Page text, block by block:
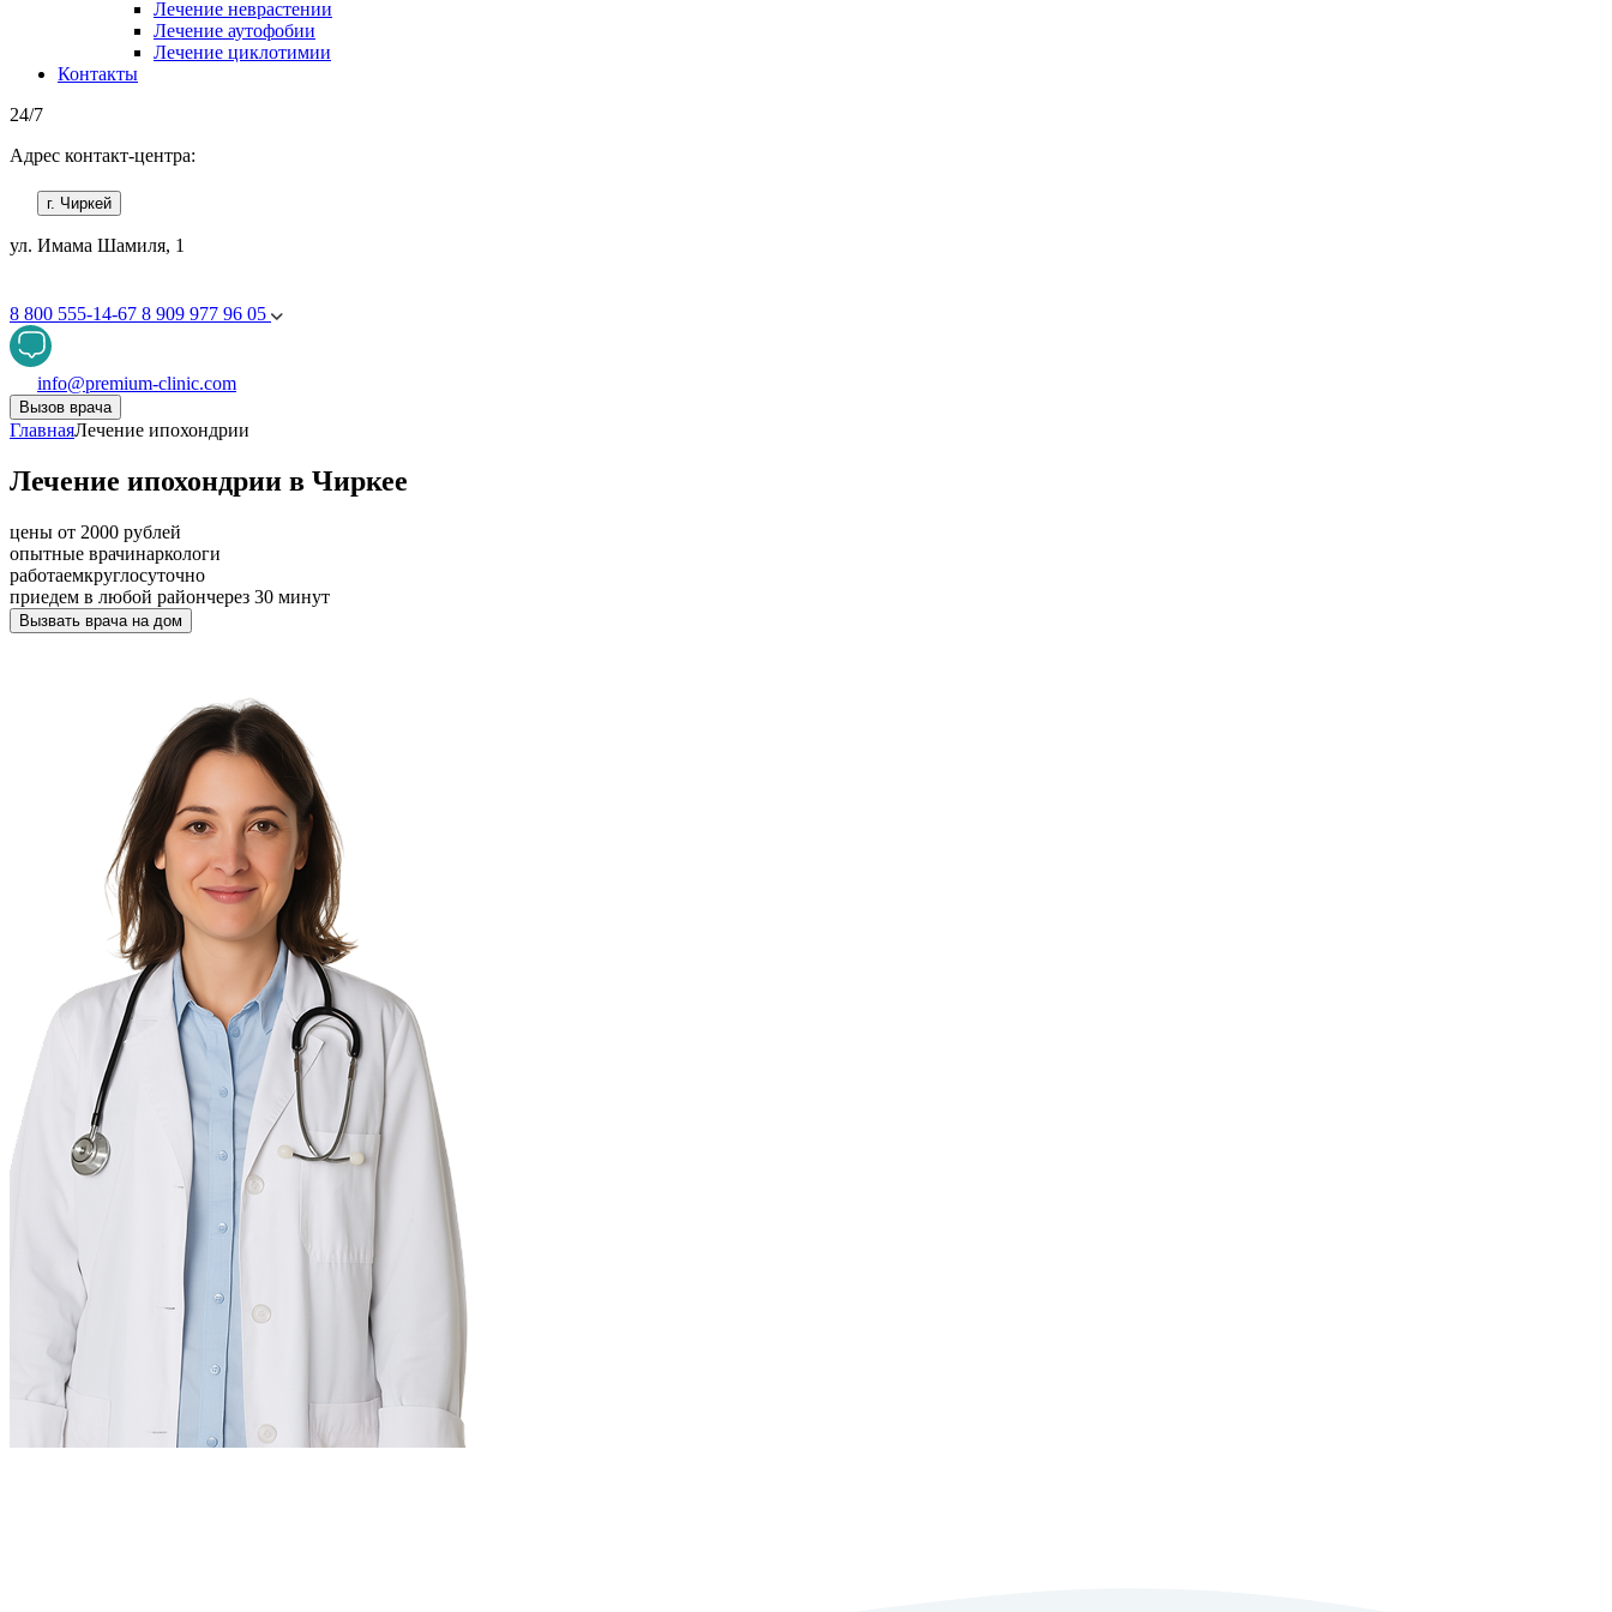
Лечение неврастении
Лечение аутофобии
Лечение циклотимии
Контакты
24/7
Адрес контакт-центра:
г. Чиркей
ул. Имама Шамиля, 1
8 800 555-14-67 8 909 977 96 05
info@premium-clinic.com
Вызов врача
ГлавнаяЛечение ипохондрии
Лечение ипохондрии в Чиркее
цены от 2000 рублей
опытные врачинаркологи
работаемкруглосуточно
приедем в любой райончерез 30 минут
Вызвать врача на дом